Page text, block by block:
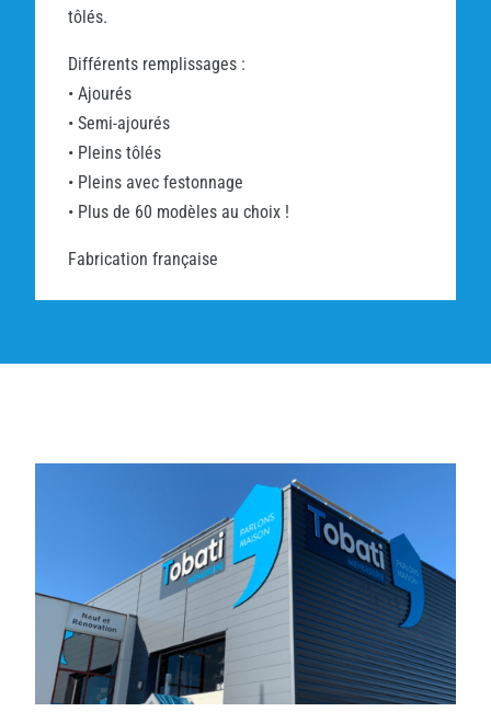
tôlés.
Différents remplissages :
• Ajourés
• Semi-ajourés
• Pleins tôlés
• Pleins avec festonnage
• Plus de 60 modèles au choix !
Fabrication française